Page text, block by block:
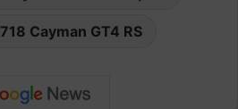
Cayman GT4 RS